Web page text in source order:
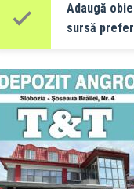
Adaugă
sursă